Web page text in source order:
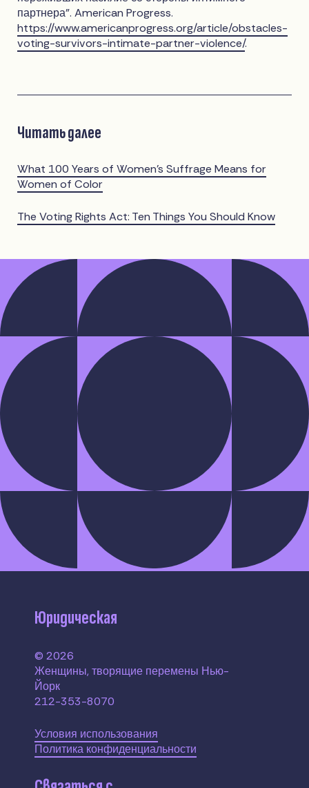
партнера". American Progress.
https://www.americanprogress.org/article/obstacles-
voting-survivors-intimate-partner-violence/.
Читать далее
What 100 Years of Women's Suffrage Means for
Women of Color
The Voting Rights Act: Ten Things You Should Know
Юридическая
© 2026
Женщины, творящие перемены Нью-
Йорк
212-353-8070
Условия использования
Политика конфиденциальности